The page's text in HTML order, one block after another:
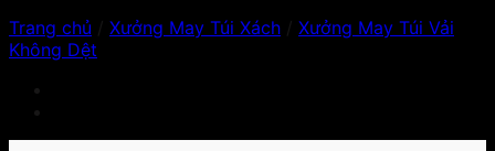
Trang chủ Xưởng May Túi Xách
Xưởng May Túi Vải
Không Dệt